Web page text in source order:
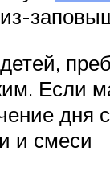
детей,
Если
и смеси